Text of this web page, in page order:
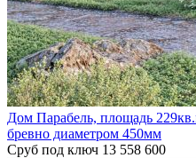
Дом Парабель, площадь
бревно диаметром 450мм
Сруб под ключ 13 558 600